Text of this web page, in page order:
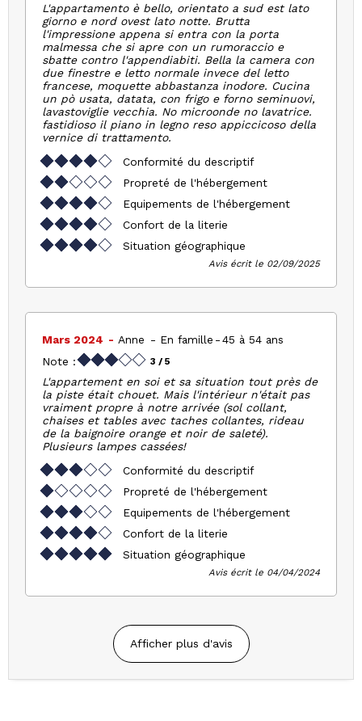
L'appartamento è bello, orientato a sud est lato
giorno e nord ovest lato notte. Brutta
l'impressione appena si entra con la porta
malmessa che si apre con un rumoraccio e
sbatte contro l'appendiabiti. Bella la camera con
due finestre e letto normale invece del letto
francese, moquette abbastanza inodore. Cucina
un pò usata, datata, con frigo e forno seminuovi,
lavastoviglie vecchia. No microonde no lavatrice.
fastidioso il piano in legno reso appiccicoso della
vernice di trattamento.
Conformité du descriptif
Propreté de l'hébergement
Equipements de l'hébergement
Confort de la literie
Situation géographique
Avis écrit le 02/09/2025
Mars 2024 Anne En famille
45 à 54 ans
Note :
3 / 5
L'appartement en soi et sa situation tout près de
la piste était chouet. Mais l'intérieur n'était pas
vraiment propre à notre arrivée (sol collant,
chaises et tables avec taches collantes, rideau
de la baignoire orange et noir de saleté).
Plusieurs lampes cassées!
Conformité du descriptif
Propreté de l'hébergement
Equipements de l'hébergement
Confort de la literie
Situation géographique
Avis écrit le 04/04/2024
Afficher plus d'avis